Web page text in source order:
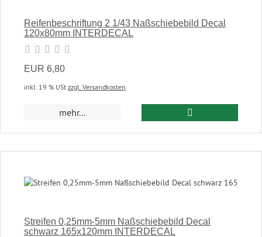
Reifenbeschriftung 2 1/43 Naßschiebebild Decal
120x80mm INTERDECAL
EUR 6,80
inkl. 19 % USt zzgl. Versandkosten
mehr...
Streifen 0,25mm-5mm Naßschiebebild Decal
schwarz 165x120mm INTERDECAL